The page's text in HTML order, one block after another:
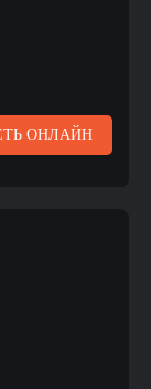
ОНЛАЙН